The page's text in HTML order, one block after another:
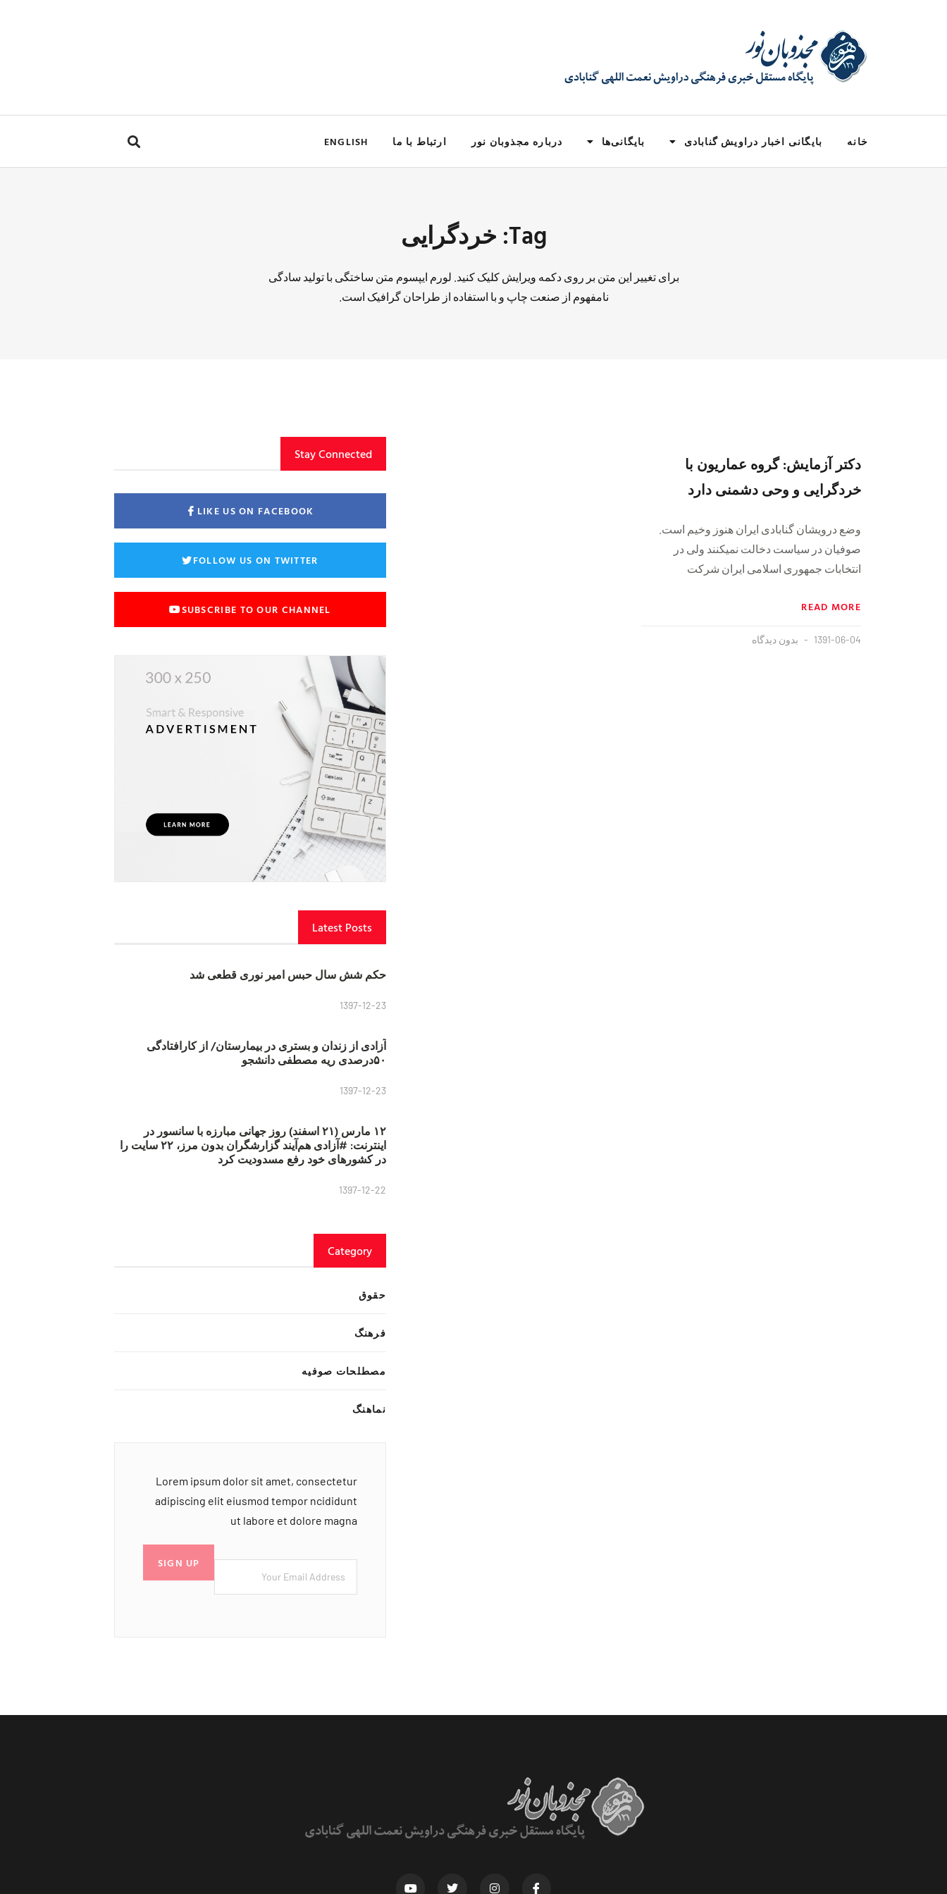
خانه بایگانی اخبار دراویش گنابادی بایگانی‌ها درباره مجذوبان نور ارتباط با ما ENGLISH
Tag: خردگرایی
برای تغییر این متن بر روی دکمه ویرایش کلیک کنید. لورم ایپسوم متن ساختگی با تولید سادگی
نامفهوم از صنعت چاپ و با استفاده از طراحان گرافیک است.
دکتر آزمایش: گروه عماریون با
خردگرایی و وحی دشمنی دارد
وضع درويشان گنابادی ايران هنوز وخيم است.
صوفيان در سياست دخالت نميکنند ولی در
انتخابات جمهوری اسلامی ايران شرکت
READ MORE
1391-06-04 بدون دیدگاه
Stay Connected
LIKE US ON FACEBOOK
FOLLOW US ON TWITTER
SUBSCRIBE TO OUR CHANNEL
Latest Posts
حکم شش سال حبس امیر نوری قطعی شد
1397-12-23
آزادی از زندان و بستری در بیمارستان/ از کارافتادگی
۵۰درصدی ریه مصطفی دانشجو
1397-12-23
۱۲ مارس (۲۱ اسفند) روز جهانی مبارزه با سانسور در
اینترنت: #آزادی هم‌آیند گزارشگران‌ بدون مرز، ۲۲ سایت را
در کشورهای خود رفع مسدودیت کرد
1397-12-22
Category
حقوق
فرهنگ
مصطلحات صوفیه
نماهنگ
Lorem ipsum dolor sit amet, consectetur
adipiscing elit eiusmod tempor ncididunt
ut labore et dolore magna
SIGN UP